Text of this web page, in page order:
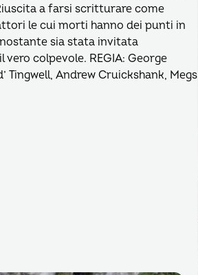
a farsi scritturare come
le cui morti hanno dei punti in
sia stata invitata
colpevole. REGIA: George
Tingwell, Andrew Cruickshank, Megs